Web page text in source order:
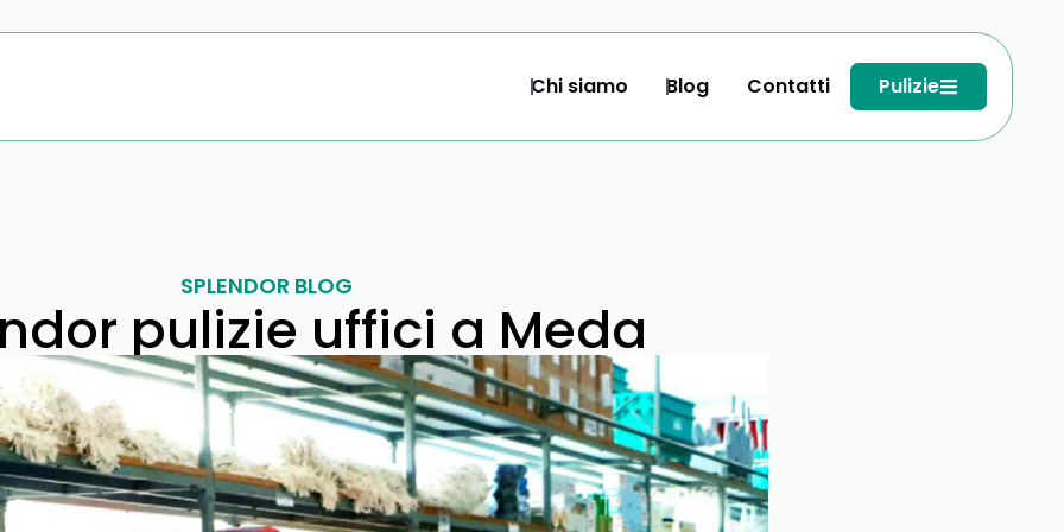
Chi siamo Blog Contatti Pulizie
SPLENDOR BLOG
pulizie uffici a Meda